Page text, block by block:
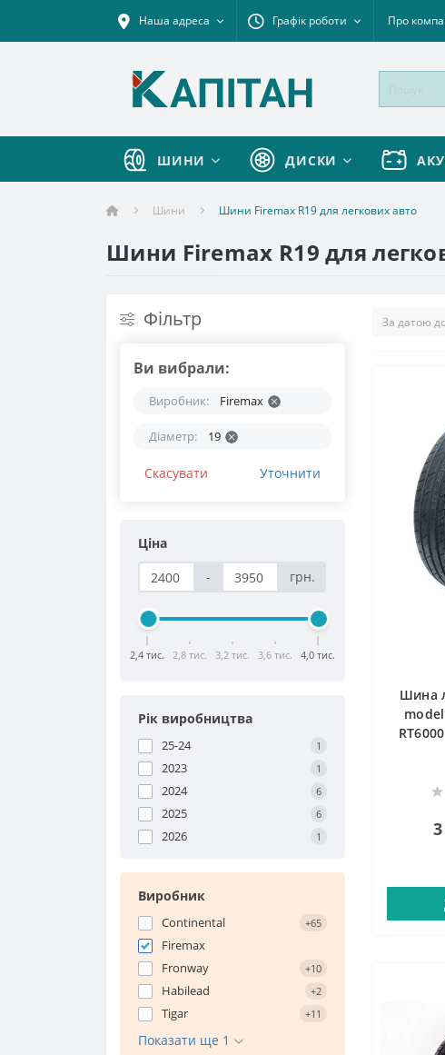
Наша адреса Графік роботи Про
ШИНИ ДИСКИ
Шини Шини Firemax R19 для легкових авто
Шини Firemax R19 для
Фільтр
Ви вибрали:
Виробник: Firemax
Діаметр: 19
Скасувати Уточнити
Ціна
-
грн.
2,4 тис. 2,8 тис. 3,2 тис. 3,6 тис. 4,0 тис.
Рік виробництва
25-24 1
2023 1
2024 6
2025 6
2026 1
Виробник
Continental +65
Firemax
Fronway
+10
Habilead +2
Tigar +11
Показати ще 1
Шина